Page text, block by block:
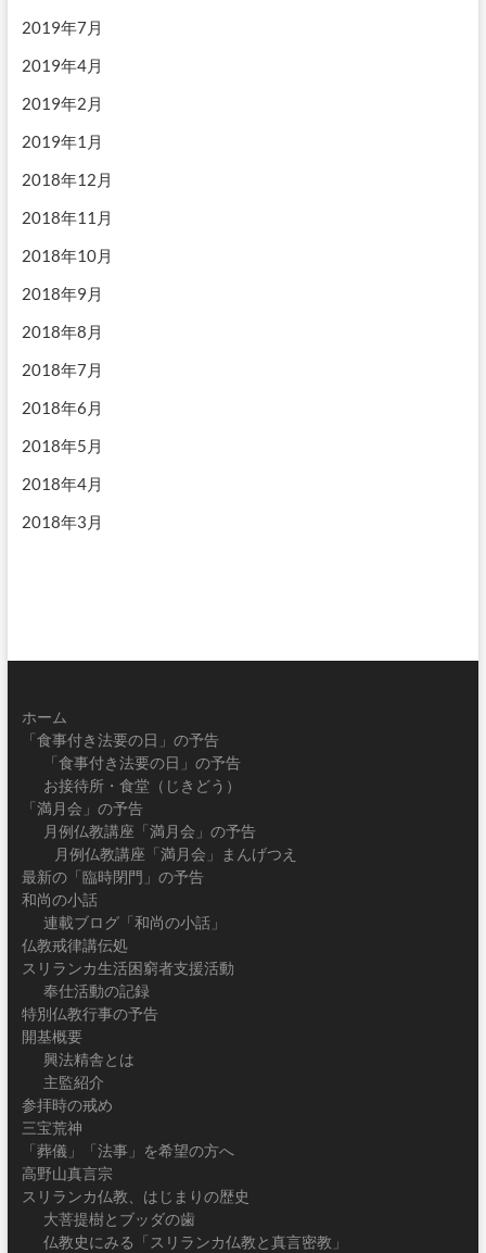
2019年7月
2019年4月
2019年2月
2019年1月
2018年12月
2018年11月
2018年10月
2018年9月
2018年8月
2018年7月
2018年6月
2018年5月
2018年4月
2018年3月
ホーム
「食事付き法要の日」の予告
「食事付き法要の日」の予告
お接待所・食堂（じきどう）
「満月会」の予告
月例仏教講座「満月会」の予告
月例仏教講座「満月会」まんげつえ
最新の「臨時閉門」の予告
和尚の小話
連載ブログ「和尚の小話」
仏教戒律講伝処
スリランカ生活困窮者支援活動
奉仕活動の記録
特別仏教行事の予告
開基概要
興法精舎とは
主監紹介
参拝時の戒め
三宝荒神
「葬儀」「法事」を希望の方へ
高野山真言宗
スリランカ仏教、はじまりの歴史
大菩提樹とブッダの歯
仏教史にみる「スリランカ仏教と真言密教」